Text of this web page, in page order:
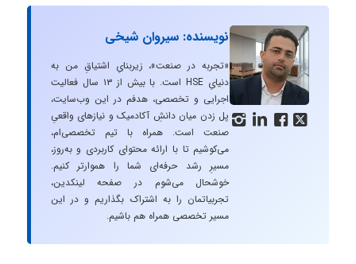
   
نویسنده: سیروان شیخی
«تجربه در صنعت»، زیربنایِ اشتیاقِ من به
دنیایِ HSE است. با بیش از ۱۳ سال فعالیت
اجرایی و تخصصی، هدفم در این وب‌سایت،
پل زدن میان دانشِ آکادمیک و نیازهای واقعیِ
صنعت است. همراه با تیم تخصصی‌ام،
می‌کوشیم تا با ارائه محتوای کاربردی و به‌روز،
مسیرِ رشد حرفه‌ای شما را هموارتر کنیم.
خوشحال می‌شوم در صفحه لینکدین،
تجربیاتمان را به اشتراک بگذاریم و در این
مسیر تخصصی همراه هم باشیم.